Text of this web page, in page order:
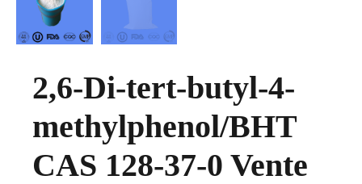
2,6-Di-tert-butyl-4-
methylphenol/BHT
CAS 128-37-0 Vente